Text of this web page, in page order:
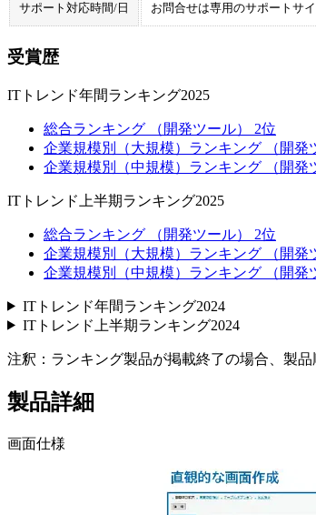
サポート対応時間/日 お問合せは専用のサポートサ
受賞歴
ITトレンド年間ランキング2025
総合ランキング （開発ツール） 2位
企業規模別（大規模）ランキング （開発
企業規模別（中規模）ランキング （開発
ITトレンド上半期ランキング2025
総合ランキング （開発ツール） 2位
企業規模別（大規模）ランキング （開発
企業規模別（中規模）ランキング （開発
ITトレンド年間ランキング2024
ITトレンド上半期ランキング2024
注釈：ランキング製品が掲載終了の場合、製
製品詳細
画面仕様